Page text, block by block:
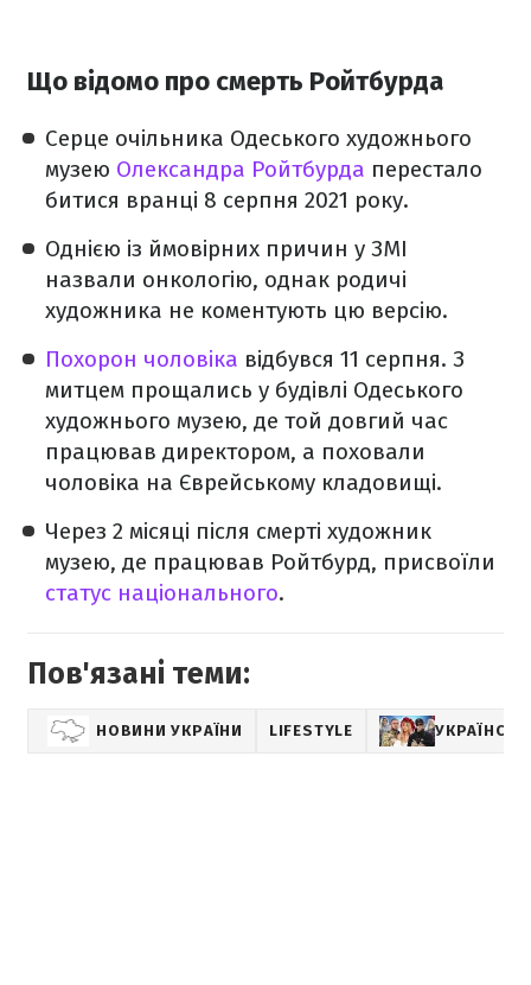
Що відомо про смерть Ройтбурда
Серце очільника Одеського художнього
музею Олександра Ройтбурда перестало
битися вранці 8 серпня 2021 року.
Однією із ймовірних причин у ЗМІ
назвали онкологію, однак родичі
художника не коментують цю версію.
Похорон чоловіка відбувся 11 серпня. З
митцем прощались у будівлі Одеського
художнього музею, де той довгий час
працював директором, а поховали
чоловіка на Єврейському кладовищі.
Через 2 місяці після смерті художник
музею, де працював Ройтбурд, присвоїли
статус національного.
Пов'язані теми:
НОВИНИ УКРАЇНИ LIFESTYLE